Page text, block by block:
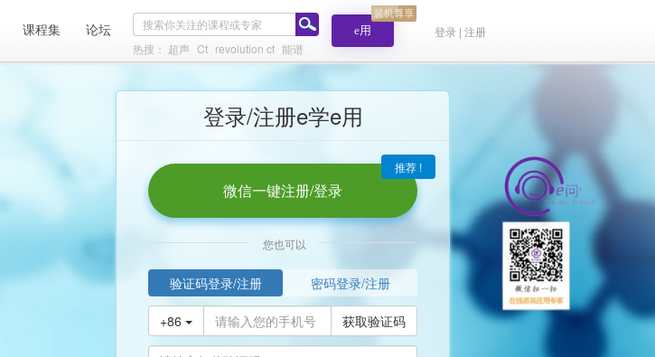
登录 | 注册
e用
热搜： 超声 Ct revolution ct 能谱
课程集 论坛
登录/注册e学e用
推荐 !
微信一键注册/登录
您也可以
验证码登录/注册 密码登录/注册
+86 获取验证码